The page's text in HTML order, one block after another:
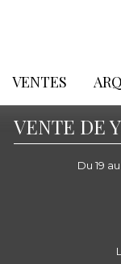
VENTES
VENTE DE
Du 19